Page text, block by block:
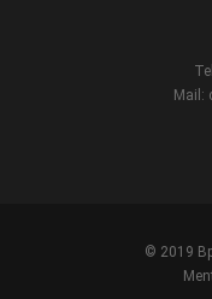
Mail:
© 2019